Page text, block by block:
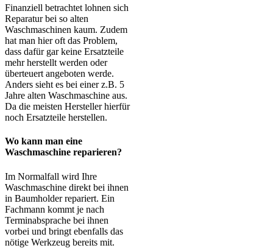
Finanziell betrachtet lohnen sich
Reparatur bei so alten
Waschmaschinen kaum. Zudem
hat man hier oft das Problem,
dass dafür gar keine Ersatzteile
mehr herstellt werden oder
überteuert angeboten werde.
Anders sieht es bei einer z.B. 5
Jahre alten Waschmaschine aus.
Da die meisten Hersteller hierfür
noch Ersatzteile herstellen.
Wo kann man eine
Waschmaschine reparieren?
Im Normalfall wird Ihre
Waschmaschine direkt bei ihnen
in Baumholder repariert. Ein
Fachmann kommt je nach
Terminabsprache bei ihnen
vorbei und bringt ebenfalls das
nötige Werkzeug bereits mit.